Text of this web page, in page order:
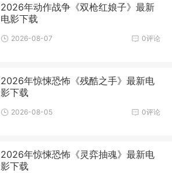
2026年动作战争《双枪红娘子》最新
电影下载
0评论
2026-08-07
2026年惊悚恐怖《残酷之手》最新电
影下载
0评论
2026-08-05
2026年惊悚恐怖《灵弈抽魂》最新电
影下载